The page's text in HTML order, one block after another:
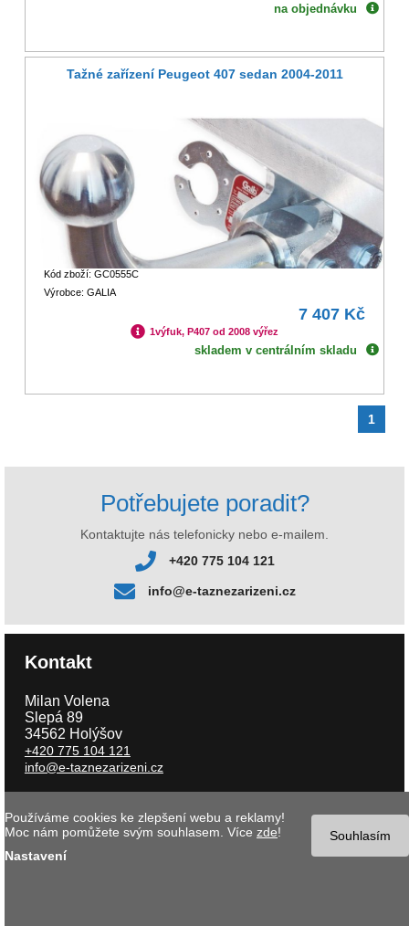
na objednávku
Tažné zařízení Peugeot 407 sedan 2004-2011
Kód zboží: GC0555C
Výrobce: GALIA
7 407 Kč
1výfuk, P407 od 2008 výřez
skladem v centrálním skladu
1
Potřebujete poradit?
Kontaktujte nás telefonicky nebo e-mailem.
+420 775 104 121
info@e-taznezarizeni.cz
Kontakt
Milan Volena
Slepá 89
34562 Holýšov
+420 775 104 121
info@e-taznezarizeni.cz
Copyright © 2026 e-taznezarizeni.cz | Aktualizace 07.08.2026 |
internetového obchodu- MK software |Nastavení cookies Souhlasím
Používáme cookies ke zlepšení webu a reklamy!
Moc nám pomůžete svým souhlasem. Více zde!
Nastavení